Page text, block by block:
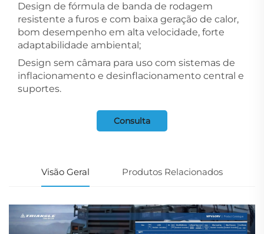
Design de fórmula de banda de rodagem
resistente a furos e com baixa geração de calor,
bom desempenho em alta velocidade, forte
adaptabilidade ambiental;
Design sem câmara para uso com sistemas de
inflacionamento e desinflacionamento central e
suportes.
Consulta
Visão Geral Produtos Relacionados